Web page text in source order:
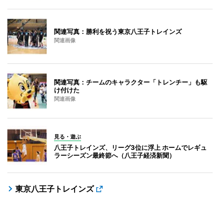
関連写真：勝利を祝う東京八王子トレインズ
関連画像
関連写真：チームのキャラクター「トレンチー」も駆
け付けた
関連画像
見る・遊ぶ
八王子トレインズ、リーグ3位に浮上 ホームでレギュ
ラーシーズン最終節へ（八王子経済新聞）
東京八王子トレインズ